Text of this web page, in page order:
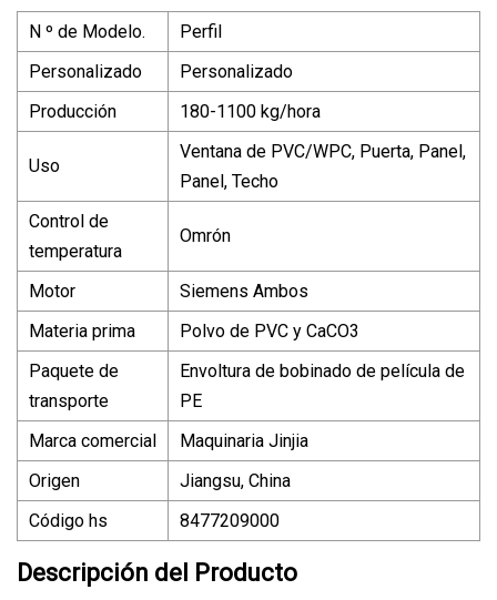
N º de Modelo.
Perfil
Personalizado
Personalizado
Producción
180-1100 kg/hora
Uso
Ventana de PVC/WPC, Puerta, Panel,
Panel, Techo
Control de
temperatura
Omrón
Motor
Siemens Ambos
Materia prima
Polvo de PVC y CaCO3
Paquete de
transporte
Envoltura de bobinado de película de
PE
Marca comercial
Maquinaria Jinjia
Origen
Jiangsu, China
Código hs
8477209000
Descripción del Producto